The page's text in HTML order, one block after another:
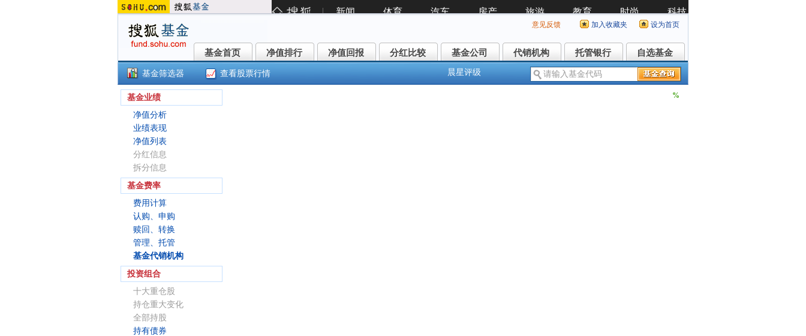
意见反馈 加入收藏夹 设为首页
基金首页
基金首页 净值排行
净值排行 净值回报
净值回报 分红比较
分红比较 基金公司
基金公司 代销机构
代销机构 托管银行
托管银行 自选基金
自选基金
基金筛选器 查看股票行情 晨星评级
基金业绩
净值分析
业绩表现
净值列表
分红信息
拆分信息
基金费率
费用计算
认购、申购
赎回、转换
管理、托管
基金代销机构
投资组合
十大重仓股
持仓重大变化
全部持股
持有债券
%